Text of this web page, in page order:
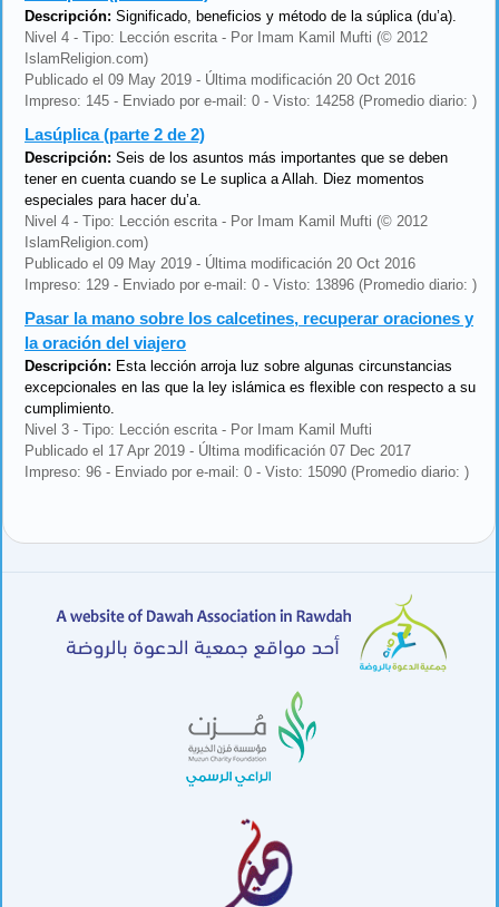
Descripción: Significado, beneficios y método de la súplica (du’a).
Nivel 4 - Tipo: Lección escrita - Por Imam Kamil Mufti (© 2012
IslamReligion.com)
Publicado el 09 May 2019 - Última modificación 20 Oct 2016
Impreso: 145 - Enviado por e-mail: 0 - Visto: 14258 (Promedio diario: )
Lasúplica (parte 2 de 2)
Descripción: Seis de los asuntos más importantes que se deben
tener en cuenta cuando se Le suplica a Allah. Diez momentos
especiales para hacer du’a.
Nivel 4 - Tipo: Lección escrita - Por Imam Kamil Mufti (© 2012
IslamReligion.com)
Publicado el 09 May 2019 - Última modificación 20 Oct 2016
Impreso: 129 - Enviado por e-mail: 0 - Visto: 13896 (Promedio diario: )
Pasar la mano sobre los calcetines, recuperar oraciones y
la oración del viajero
Descripción: Esta lección arroja luz sobre algunas circunstancias
excepcionales en las que la ley islámica es flexible con respecto a su
cumplimiento.
Nivel 3 - Tipo: Lección escrita - Por Imam Kamil Mufti
Publicado el 17 Apr 2019 - Última modificación 07 Dec 2017
Impreso: 96 - Enviado por e-mail: 0 - Visto: 15090 (Promedio diario: )